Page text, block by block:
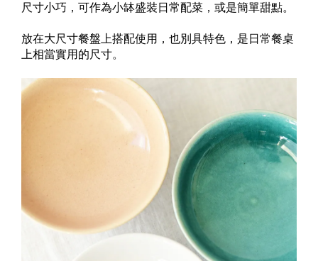
尺寸小巧，可作為小缽盛裝日常配菜，或是簡單甜點。
放在大尺寸餐盤上搭配使用，也別具特色，是日常餐桌
上相當實用的尺寸。